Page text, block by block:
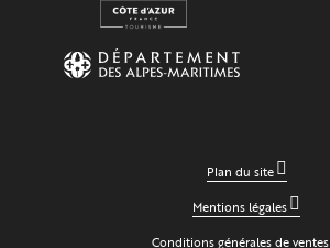
Plan du site
Mentions légales
Conditions générales de ventes